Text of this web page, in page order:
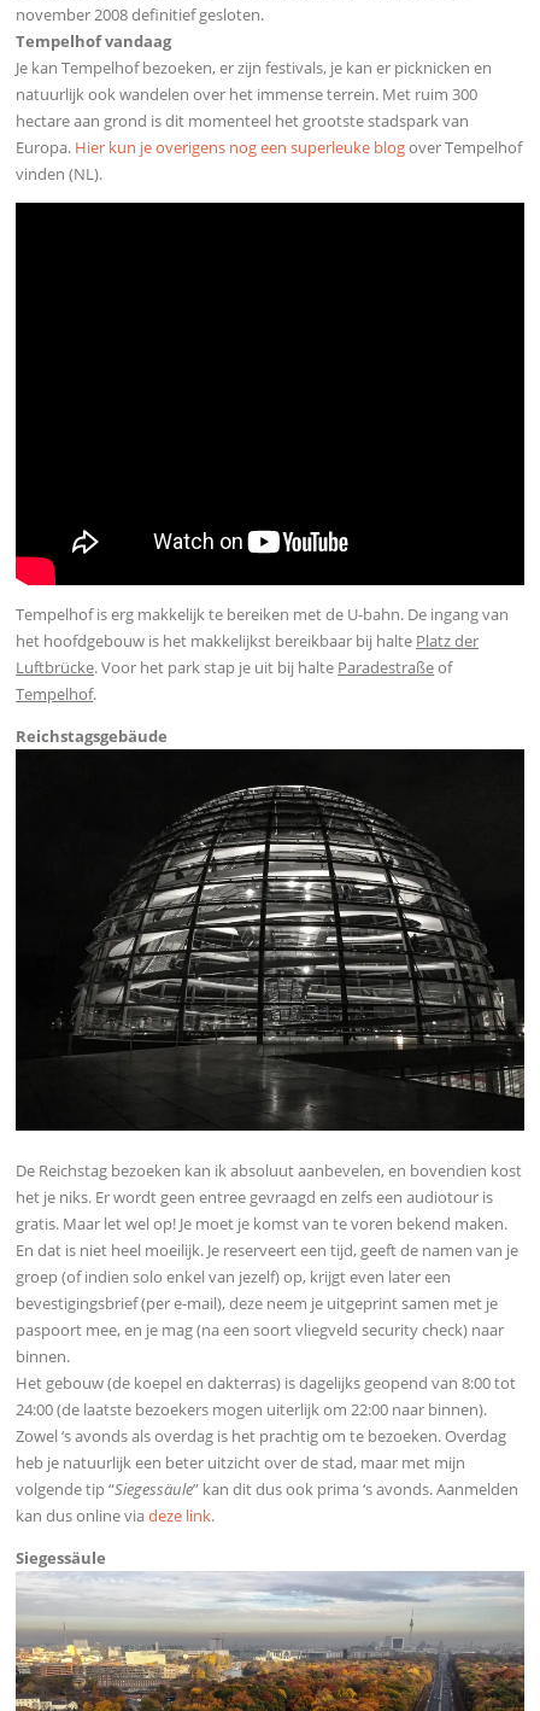
november 2008 definitief gesloten.
Tempelhof vandaag
Je kan Tempelhof bezoeken, er zijn festivals, je kan er picknicken en
natuurlijk ook wandelen over het immense terrein. Met ruim 300
hectare aan grond is dit momenteel het grootste stadspark van
Europa. Hier kun je overigens nog een superleuke blogover Tempelhof
vinden (NL).
Tempelhof is erg makkelijk te bereiken met de U-bahn. De ingang van
het hoofdgebouw is het makkelijkst bereikbaar bij halte Platz der
Luftbrücke. Voor het park stap je uit bij halte Paradestraßeof
Tempelhof.
Reichstagsgebäude
De Reichstag bezoeken kan ik absoluut aanbevelen, en bovendien kost
het je niks. Er wordt geen entree gevraagd en zelfs een audiotour is
gratis. Maar let wel op! Je moet je komst van te voren bekend maken.
En dat is niet heel moeilijk. Je reserveert een tijd, geeft de namen van je
groep (of indien solo enkel van jezelf) op, krijgt even later een
bevestigingsbrief (per e-mail), deze neem je uitgeprint samen met je
paspoort mee, en je mag (na een soort vliegveld security check) naar
binnen.
Het gebouw (de koepel en dakterras) is dagelijks geopend van 8:00 tot
24:00 (de laatste bezoekers mogen uiterlijk om 22:00 naar binnen).
Zowel ‘s avonds als overdag is het prachtig om te bezoeken. Overdag
heb je natuurlijk een beter uitzicht over de stad, maar met mijn
volgende tip “Siegessäule” kan dit dus ook prima ‘s avonds. Aanmelden
kan dus online viadeze link.
Siegessäule